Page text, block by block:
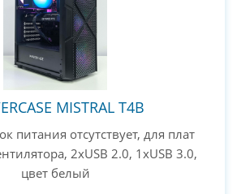
MISTRAL T4B
питания отсутствует, для плат
2xUSB 2.0, 1xUSB 3.0,
цвет белый